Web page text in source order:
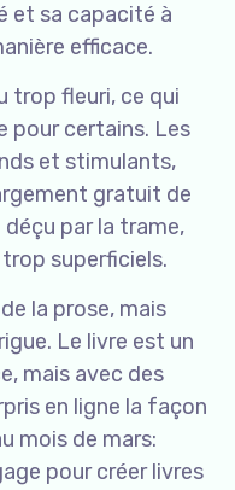
et sa capacité à
efficace.
trop fleuri, ce qui
pour certains. Les
et stimulants,
gratuit de
déçu par la trame,
superficiels.
la prose, mais
Le livre est un
mais avec des
en ligne la façon
mois de mars:
pour créer livres